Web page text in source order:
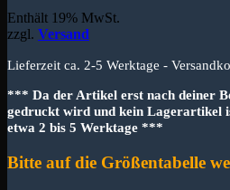
Enthält 19% MwSt.
zzgl. Versand
Lieferzeit ca. 2-5 Werktage -
*** Da der Artikel erst nach deiner
gedruckt wird und kein Lagerartikel
etwa 2 bis 5 Werktage ***
Bitte auf die Größentabelle